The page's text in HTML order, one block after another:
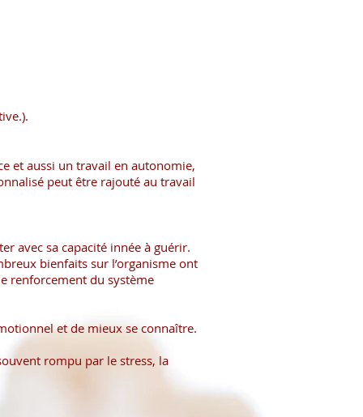
et aussi un travail en autonomie,
peut être rajouté au travail
avec sa capacité innée à guérir.
bienfaits sur l’organisme ont
renforcement du système
et de mieux se connaître.
rompu par le stress, la